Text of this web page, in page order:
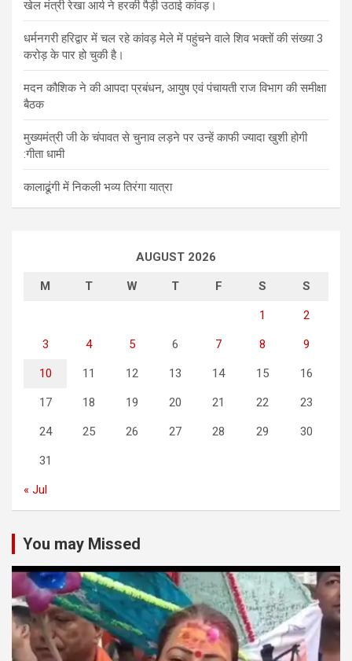
खेल मंत्री रेखा आर्य ने हरकी पैड़ी उठाई कांवड़।
धर्मनगरी हरिद्वार में चल रहे कांवड़ मेले में पहुंचने वाले शिव भक्तों की संख्या 3
करोड़ के पार हो चुकी है।
मदन कौशिक ने की आपदा प्रबंधन, आयुष एवं पंचायती राज विभाग की समीक्षा
बैठक
मुख्यमंत्री जी के चंपावत से चुनाव लड़ने पर उन्हें काफी ज्यादा खुशी होगी
:गीता धामी
कालाढूंगी में निकली भव्य तिरंगा यात्रा
AUGUST 2026
M T W T F S S
1 2
3 4 5 6 7 8 9
10 11 12 13 14 15 16
17 18 19 20 21 22 23
24 25 26 27 28 29 30
31
« Jul
You may Missed